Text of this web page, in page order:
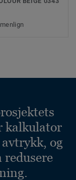
kalkulator
og